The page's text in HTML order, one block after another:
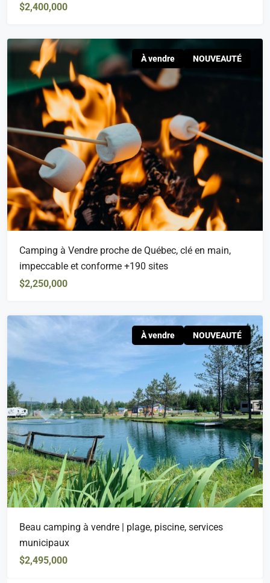
$2,400,000
À vendre NOUVEAUTÉ
Camping à Vendre proche de Québec, clé en main,
impeccable et conforme +190 sites
$2,250,000
À vendre NOUVEAUTÉ
Beau camping à vendre | plage, piscine, services
municipaux
$2,495,000